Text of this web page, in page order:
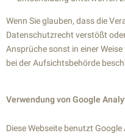
Wenn Sie glauben, dass die
Datenschutzrecht verstößt
Ansprüche sonst in einer
bei der Aufsichtsbehörde
Verwendung von Google
Diese Webseite benutzt